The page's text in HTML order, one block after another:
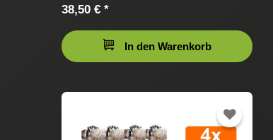
38,50 € *
In den Warenkorb